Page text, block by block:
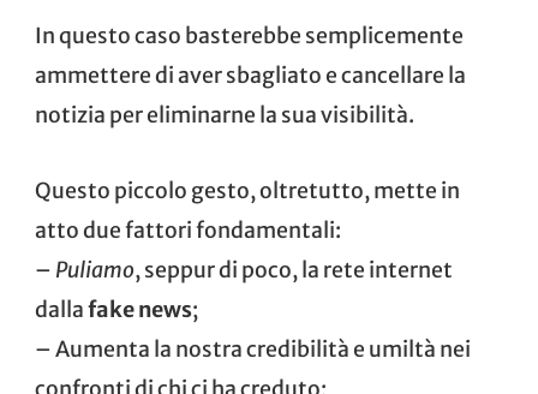
In questo caso basterebbe semplicemente
ammettere di aver sbagliato e cancellare la
notizia per eliminarne la sua visibilità.
Questo piccolo gesto, oltretutto, mette in
atto due fattori fondamentali:
– Puliamo, seppur di poco, la rete internet
dallafake news;
– Aumenta la nostra credibilità e umiltà nei